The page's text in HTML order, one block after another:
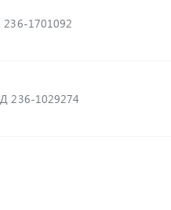
236-1701092
236-1029274